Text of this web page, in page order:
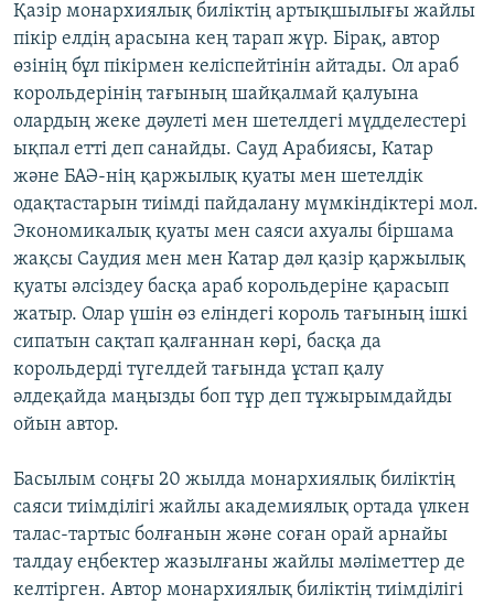
Қазір монархиялық биліктің артықшылығы жайлы
пікір елдің арасына кең тарап жүр. Бірақ, автор
өзінің бұл пікірмен келіспейтінін айтады. Ол араб
корольдерінің тағының шайқалмай қалуына
олардың жеке дәулеті мен шетелдегі мүдделестері
ықпал етті деп санайды. Сауд Арабиясы, Катар
және БАӘ-нің қаржылық қуаты мен шетелдік
одақтастарын тиімді пайдалану мүмкіндіктері мол.
Экономикалық қуаты мен саяси ахуалы біршама
жақсы Саудия мен мен Катар дәл қазір қаржылық
қуаты әлсіздеу басқа араб корольдеріне қарасып
жатыр. Олар үшін өз еліндегі король тағының ішкі
сипатын сақтап қалғаннан көрі, басқа да
корольдерді түгелдей тағында ұстап қалу
әлдеқайда маңызды боп тұр деп тұжырымдайды
ойын автор.
Басылым соңғы 20 жылда монархиялық биліктің
саяси тиімділігі жайлы академиялық ортада үлкен
талас-тартыс болғанын және соған орай арнайы
талдау еңбектер жазылғаны жайлы мәліметтер де
келтірген. Автор монархиялық биліктің тиімділігі